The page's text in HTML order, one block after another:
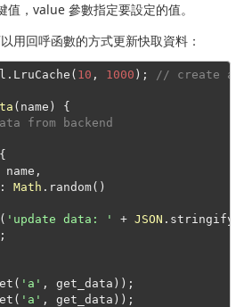
，value 參數指定要設定的值。
用回呼函數的方式更新快取資料：
10 , 1000 ); // create a
( name ) {
from backend
name,
: Math .random()
'update data: ' + JSON
'a'
'a'